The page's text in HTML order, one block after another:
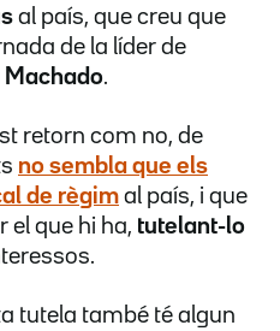
al país, que creu que
de la líder de
Machado.
retorn com no, de
no sembla que els
de règim al país, i que
el que hi ha, tutelant-lo
tutela també té algun